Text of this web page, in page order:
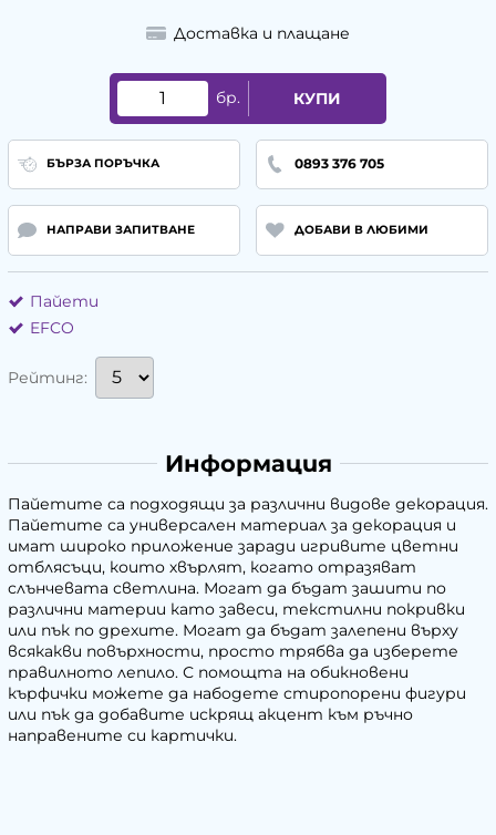
Доставка и плащане
бр. КУПИ
БЪРЗА ПОРЪЧКА 0893 376 705
НАПРАВИ ЗАПИТВАНЕ ДОБАВИ В ЛЮБИМИ
Пайети
EFCO
Рейтинг:
Информация
Пайетите са подходящи за различни видове декорация.
Пайетите са универсален материал за декорация и
имат широко приложение заради игривите цветни
отблясъци, които хвърлят, когато отразяват
слънчевата светлина. Могат да бъдат зашити по
различни материи като завеси, текстилни покривки
или пък по дрехите. Могат да бъдат залепени върху
всякакви повърхности, просто трябва да изберете
правилното лепило. С помощта на обикновени
кърфички можете да набодете стиропорени фигури
или пък да добавите искрящ акцент към ръчно
направените си картички.